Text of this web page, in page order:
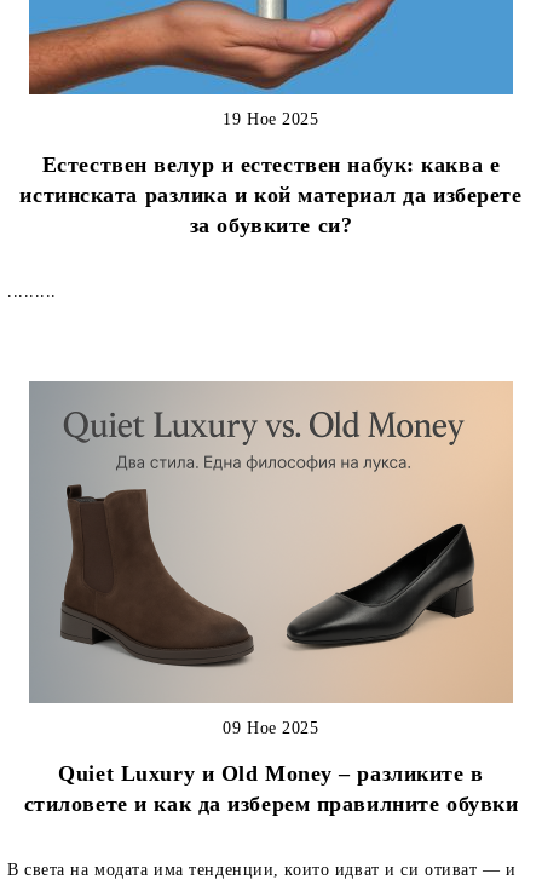
Естествен велур и естествен набук: каква е
истинската разлика и кой материал да изберете
за обувките си?
19 Ное 2025
Quiet Luxury и Old Money – разликите в
стиловете и как да изберем правилните обувки
09 Ное 2025
В света на модата има тенденции, които идват и си отиват — и